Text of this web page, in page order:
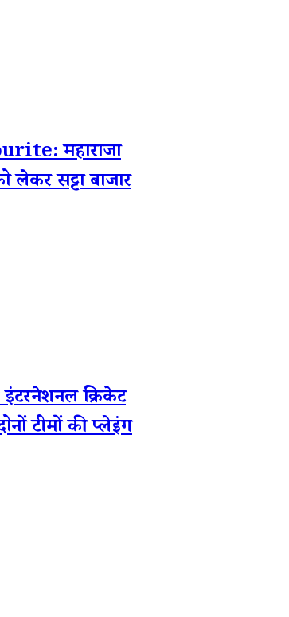
महाराजा
लेकर सट्टा बाजार
क्रिकेट
टीमों की प्लेइंग